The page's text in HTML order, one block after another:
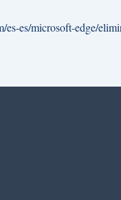
es-es/microsoft-edge/